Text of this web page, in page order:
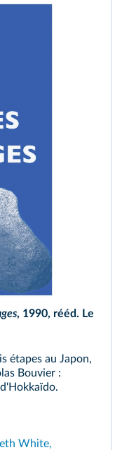
, 1990, rééd. Le
étapes au Japon,
Bouvier :
White,